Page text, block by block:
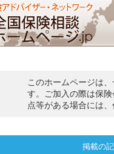
このホームページは
す。ご加入の際は保
点等がある場合には
掲載の